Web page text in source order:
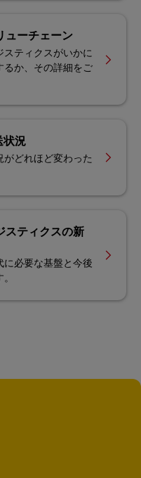
ューチェーン
スティクスがいかに
るか、その詳細をご
状況
どれほど変わった
スティクスの新
に必要な基盤と今後